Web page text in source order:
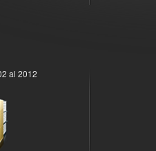
al 2012